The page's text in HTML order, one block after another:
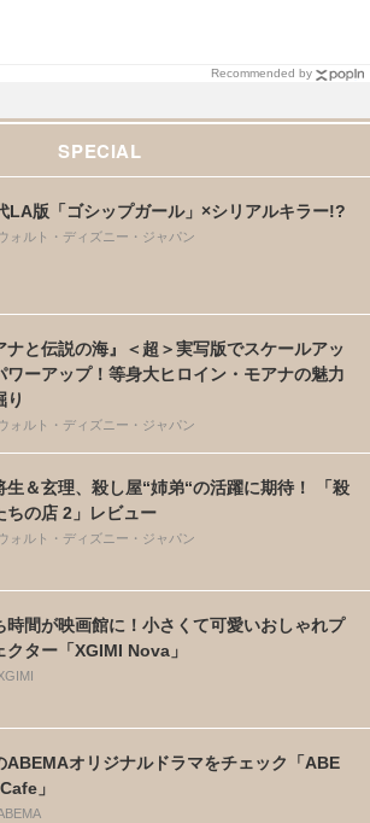
Recommended by
SPECIAL
LA版「ゴシップガール」×シリアルキラー!?
ォルト・ディズニー・ジャパン
ナと伝説の海』＜超＞実写版でスケールアッ
ワーアップ！等身大ヒロイン・モアナの魅力
り
ォルト・ディズニー・ジャパン
生＆玄理、殺し屋“姉弟“の活躍に期待！ 「殺
ちの店 2」レビュー
ォルト・ディズニー・ジャパン
時間が映画館に！小さくて可愛いおしゃれプ
クター「XGIMI Nova」
ABEMAオリジナルドラマをチェック「ABE
」